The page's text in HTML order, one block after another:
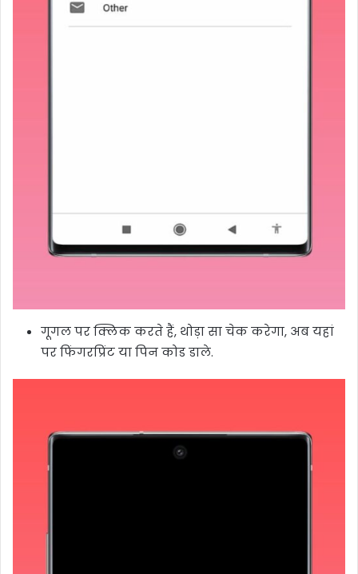
गूगल पर क्लिक करते हैं, थोड़ा सा चेक करेगा, अब यहां
पर फिंगरप्रिंट या पिन कोड डाले.